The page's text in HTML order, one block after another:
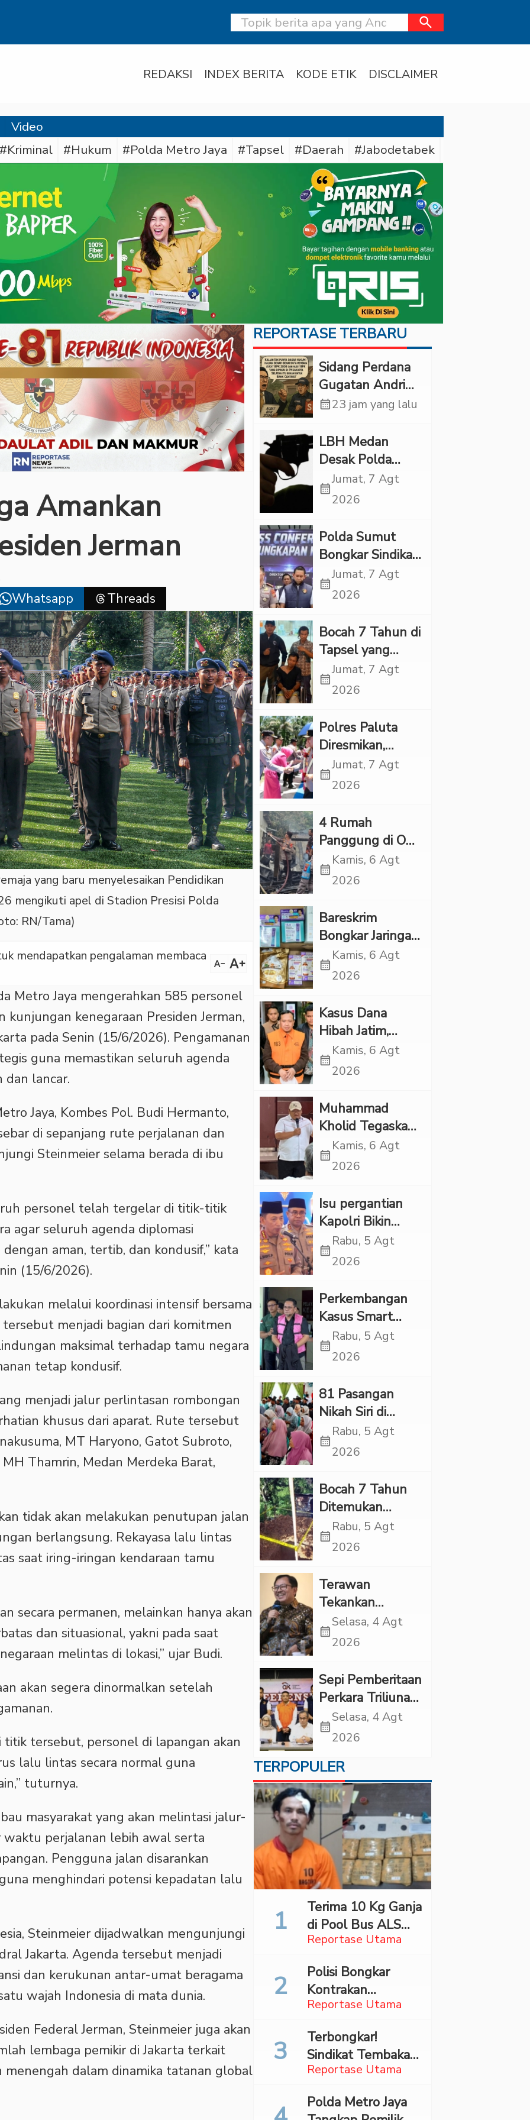
search
REDAKSI INDEX BERITA KODE ETIK DISCLAIMER
Video
#Kriminal #Hukum #Polda Metro Jaya #Tapsel #Daerah #Jabodetabek
Amankan
Jerman
Whatsapp Threads
yang baru menyelesaikan Pendidikan
mengikuti apel di Stadion Presisi Polda
RN/Tama)
mendapatkan pengalaman membaca text_decrease text_increase
Metro Jaya mengerahkan 585 personel
kenegaraan Presiden Jerman,
pada Senin (15/6/2026). Pengamanan
guna memastikan seluruh agenda
dan lancar.
Jaya, Kombes Pol. Budi Hermanto,
di sepanjang rute perjalanan dan
Steinmeier selama berada di ibu
personel telah tergelar di titik-titik
agar seluruh agenda diplomasi
aman, tertib, dan kondusif,” kata
(15/6/2026).
melalui koordinasi intensif bersama
menjadi bagian dari komitmen
maksimal terhadap tamu negara
tetap kondusif.
menjadi jalur perlintasan rombongan
khusus dari aparat. Rute tersebut
MT Haryono, Gatot Subroto,
Thamrin, Medan Merdeka Barat,
tidak akan melakukan penutupan jalan
berlangsung. Rekayasa lalu lintas
saat iring-iringan kendaraan tamu
secara permanen, melainkan hanya akan
dan situasional, yakni pada saat
melintas di lokasi,” ujar Budi.
akan segera dinormalkan setelah
tersebut, personel di lapangan akan
lalu lintas secara normal guna
tuturnya.
masyarakat yang akan melintasi jalur-
perjalanan lebih awal serta
Pengguna jalan disarankan
menghindari potensi kepadatan lalu
Steinmeier dijadwalkan mengunjungi
Jakarta. Agenda tersebut menjadi
dan kerukunan antar-umat beragama
wajah Indonesia di mata dunia.
Federal Jerman, Steinmeier juga akan
lembaga pemikir di Jakarta terkait
dalam dinamika tatanan global
REPORTASE TERBARU
Sidang Perdana
Gugatan Andri
Tedjadharma di
KPKNL dan
PUPN Mangkir
calendar_month23 jam yang lalu
LBH Medan
Desak Polda
Sumut Usut
Kematian Winda
calendar_month
Jumat, 7 Agt
2026
Polda Sumut
Bongkar Sindikat
Scamming
Internasional,
Rp6,7 Miliar
calendar_month
Jumat, 7 Agt
2026
Bocah 7 Tahun di
Tapsel yang
Ditemukan
Tewas di Sumur
Kekerasan
Seksual
calendar_month
Jumat, 7 Agt
2026
Polres Paluta
Diresmikan,
Begini
Tanggapan
calendar_month
Jumat, 7 Agt
2026
‎4 Rumah
Panggung di OKI
Ludes Terbakar,
Kerugian Capai
calendar_month
Kamis, 6 Agt
2026
Bareskrim
Bongkar Jaringan
Etomidate dari
Thailand, 4
calendar_month
Kamis, 6 Agt
2026
Kasus Dana
Hibah Jatim,
Siliwangi: Partai
Punya Tanggung
calendar_month
Kamis, 6 Agt
2026
Muhammad
Kholid Tegaskan
Propaganda
LGBT Harus
Minta Negara
Melindungi
Korban
calendar_month
Kamis, 6 Agt
2026
Isu pergantian
Kapolri Bikin
Panas, JMP Puji
Respons Jenderal
“Adem”
calendar_month
Rabu, 5 Agt
2026
Perkembangan
Kasus Smart
Village, Jaksa
Kembali Periksa
calendar_month
Rabu, 5 Agt
2026
81 Pasangan
Nikah Siri di
Tapsel Ikuti
Sidang Isbat
calendar_month
Rabu, 5 Agt
2026
Bocah 7 Tahun
Ditemukan
Tewas dalam
Sumur di Tapsel,
Kekerasan
calendar_month
Rabu, 5 Agt
2026
Terawan
Tekankan
Pentingnya
Inovasi
di “Indonesian
Brain Forum
2026 UPN
Veteran Jakarta”
calendar_month
Selasa, 4 Agt
2026
Sepi Pemberitaan
Perkara Triliunan
Rupiah Investree,
Ternyata Sudah
calendar_month
Selasa, 4 Agt
2026
TERPOPULER
Reportase Utama
Terima 10 Kg Ganja
di Pool Bus ALS
Surabaya,
Madina Ditangkap
Bareskrim
Reportase Utama
Polisi Bongkar
Kontrakan
Penyimpan 27,96
Reportase Utama
Terbongkar!
Sindikat Tembakau
Sintetis Bermodus
di Jaksel
Polda Metro Jaya